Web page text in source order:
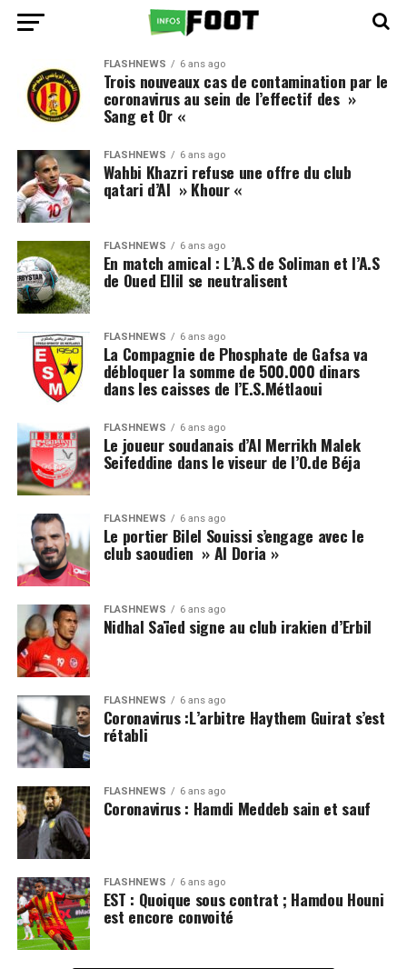
FLASHNEWS 6 ans ago
Trois nouveaux cas de contamination par le
coronavirus au sein de l’effectif des »
Sang et Or «
FLASHNEWS 6 ans ago
Wahbi Khazri refuse une offre du club
qatari d’Al » Khour «
FLASHNEWS 6 ans ago
En match amical : L’A.S de Soliman et l’A.S
de Oued Ellil se neutralisent
FLASHNEWS 6 ans ago
La Compagnie de Phosphate de Gafsa va
débloquer la somme de 500.000 dinars
dans les caisses de l’E.S.Métlaoui
FLASHNEWS 6 ans ago
Le joueur soudanais d’Al Merrikh Malek
Seifeddine dans le viseur de l’O.de Béja
FLASHNEWS 6 ans ago
Le portier Bilel Souissi s’engage avec le
club saoudien » Al Doria »
FLASHNEWS 6 ans ago
Nidhal Saïed signe au club irakien d’Erbil
FLASHNEWS 6 ans ago
Coronavirus :L’arbitre Haythem Guirat s’est
rétabli
FLASHNEWS 6 ans ago
Coronavirus : Hamdi Meddeb sain et sauf
FLASHNEWS 6 ans ago
EST : Quoique sous contrat ; Hamdou Houni
est encore convoité